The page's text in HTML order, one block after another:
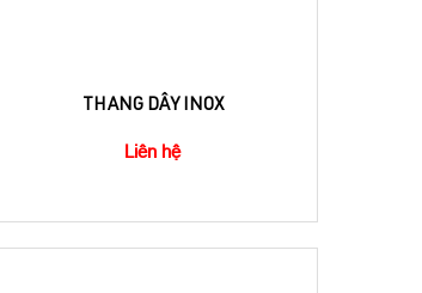
THANG DÂY INOX
Liên hệ